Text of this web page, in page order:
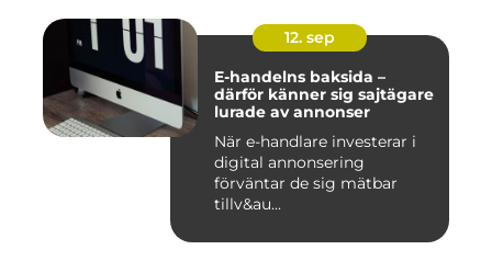
12. sep
E-handelns baksida –
därför känner sig sajtägare
lurade av annonser
När e-handlare investerar i
digital annonsering
förväntar de sig mätbar
tillv&au...